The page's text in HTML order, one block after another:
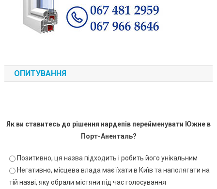
ОПИТУВАННЯ
Як ви ставитесь до рішення нардепів перейменувати Южне в
Порт-Аненталь?
Позитивно, ця назва підходить і робить його унікальним
Негативно, місцева влада має їхати в Київ та наполягати на
тій назві, яку обрали містяни під час голосування